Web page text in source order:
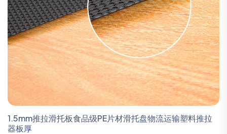
1.5mm推拉滑托板食品级PE片材滑托盘物流运输塑料推拉
器板厚